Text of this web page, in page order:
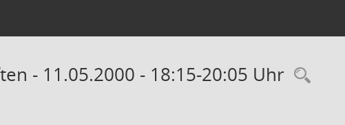
- 11.05.2000 - 18:15-20:05 Uhr